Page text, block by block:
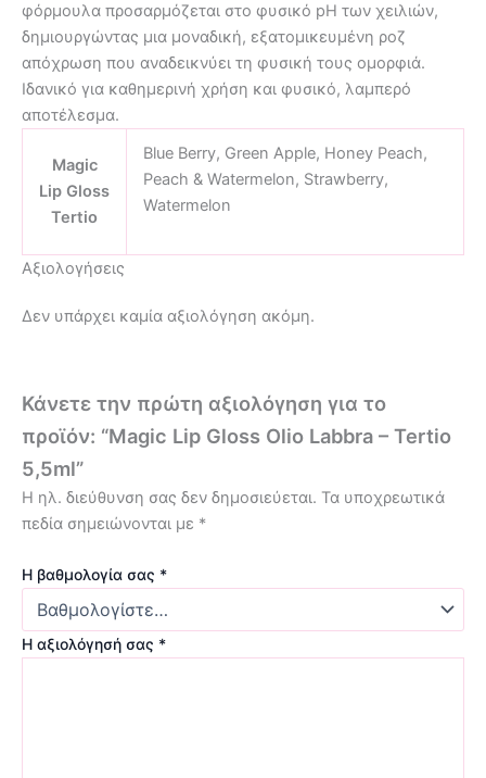
φόρμουλα προσαρμόζεται στο φυσικό pH των χειλιών,
δημιουργώντας μια μοναδική, εξατομικευμένη ροζ
απόχρωση που αναδεικνύει τη φυσική τους ομορφιά.
Ιδανικό για καθημερινή χρήση και φυσικό, λαμπερό
αποτέλεσμα.
Magic
Lip Gloss
Tertio
Blue Berry, Green Apple, Honey Peach,
Peach & Watermelon, Strawberry,
Watermelon
Αξιολογήσεις
Δεν υπάρχει καμία αξιολόγηση ακόμη.
Κάνετε την πρώτη αξιολόγηση για το
προϊόν: “Magic Lip Gloss Olio Labbra – Tertio
5,5ml”
Η ηλ. διεύθυνση σας δεν δημοσιεύεται. Τα υποχρεωτικά
πεδία σημειώνονται με *
Η βαθμολογία σας *
Η αξιολόγησή σας *